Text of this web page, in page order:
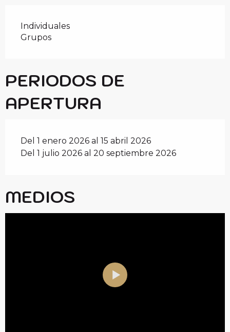
Individuales
Grupos
PERIODOS DE
APERTURA
Del 1 enero 2026 al 15 abril 2026
Del 1 julio 2026 al 20 septiembre 2026
MEDIOS